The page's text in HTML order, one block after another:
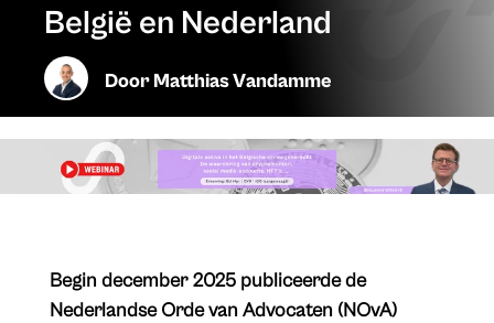
België en Nederland
DoorMatthias Vandamme
Begin december 2025 publiceerde de
Nederlandse Orde van Advocaten (NOvA)